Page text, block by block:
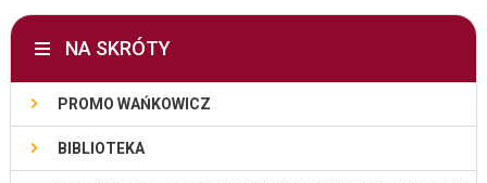
NA SKRÓTY
PROMO WAŃKOWICZ
BIBLIOTEKA